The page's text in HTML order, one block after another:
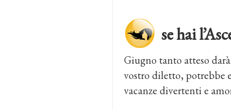
se hai
Giugno tanto atteso
vostro diletto, potrebbe
vacanze divertenti e